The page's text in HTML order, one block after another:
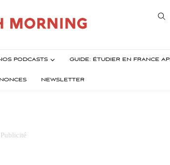
PODCASTS GUIDE: ÉTUDIER EN FRANCE
NEWSLETTER